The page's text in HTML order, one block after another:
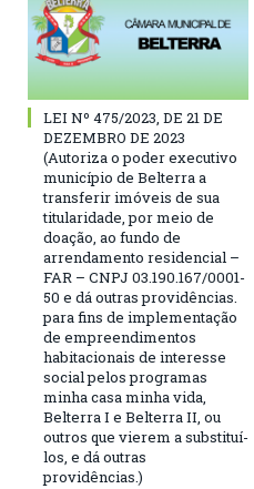
LEI Nº 475/2023, DE 21 DE
DEZEMBRO DE 2023
(Autoriza o poder executivo
município de Belterra a
transferir imóveis de sua
titularidade, por meio de
doação, ao fundo de
arrendamento residencial –
FAR – CNPJ 03.190.167/0001-
50 e dá outras providências.
para fins de implementação
de empreendimentos
habitacionais de interesse
social pelos programas
minha casa minha vida,
Belterra I e Belterra II, ou
outros que vierem a substituí-
los, e dá outras
providências.)